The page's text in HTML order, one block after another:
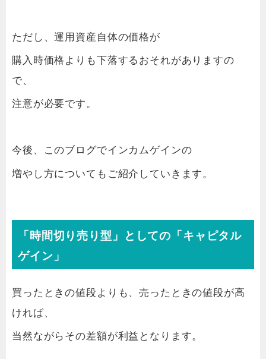
ただし、運用資産自体の価格が
購入時価格よりも下落するおそれがありますの
で、
注意が必要です。
今後、このブログでインカムゲインの
増やし方についてもご紹介していきます。
「時間切り売り型」としての「キャピタル
ゲイン」
買ったときの値段よりも、売ったときの値段が高
ければ、
当然ながらその差額が利益となります。